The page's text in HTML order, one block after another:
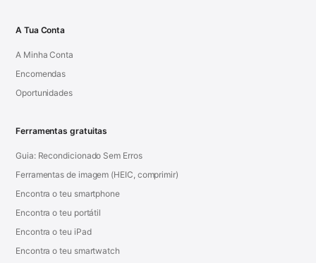
A Tua Conta
A Minha Conta
Encomendas
Oportunidades
Ferramentas gratuitas
Guia: Recondicionado Sem Erros
Ferramentas de imagem (HEIC, comprimir)
Encontra o teu smartphone
Encontra o teu portátil
Encontra o teu iPad
Encontra o teu smartwatch